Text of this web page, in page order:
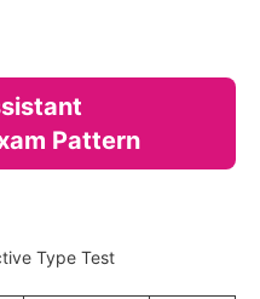
Pattern
Type Test